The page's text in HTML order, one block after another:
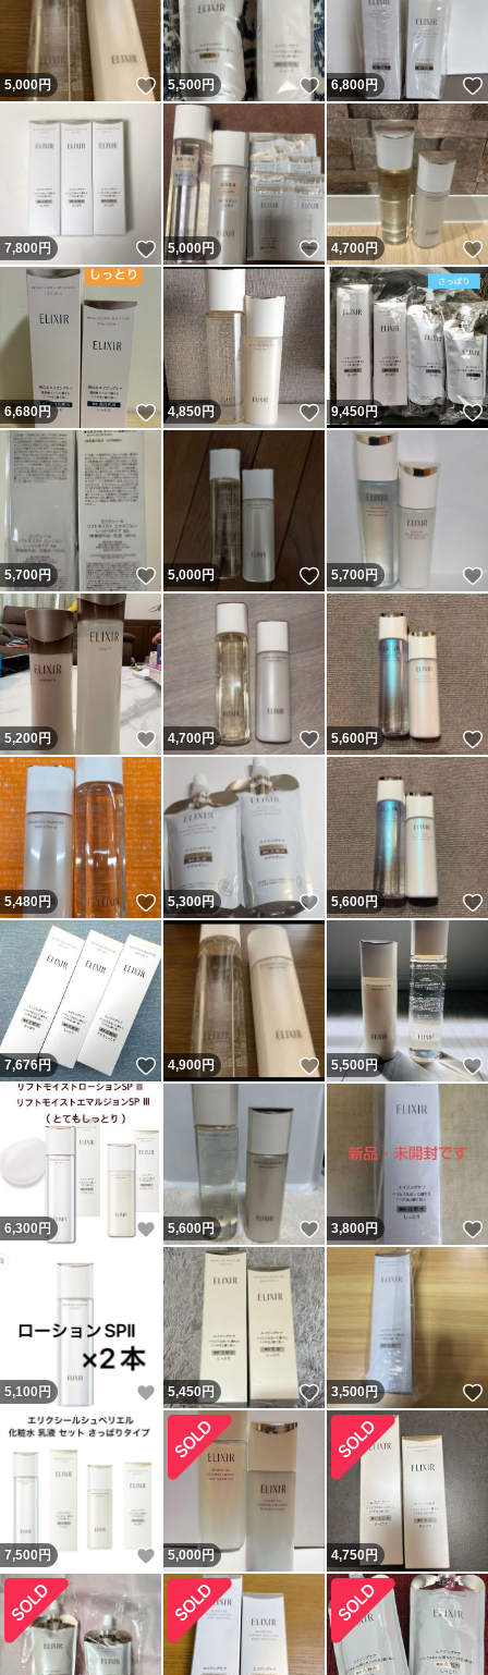
5,000円 いいね！
5,500円 いいね！
6,800円
7,800円 いいね！
5,000円 いいね！
4,700円
6,680円 いいね！
4,850円 いいね！
9,450円
5,700円 いいね！
5,000円 いいね！
5,700円
5,200円 いいね！
4,700円 いいね！
5,600円
5,480円 いいね！
5,300円 いいね！
5,600円
7,676円 いいね！
4,900円 いいね！
5,500円
6,300 円 いいね！
5,600円 いいね！
3,800円
5,100 円 いいね！
5,450円 いいね！
3,500円
7,500円 いいね！
5,000円 4,750円